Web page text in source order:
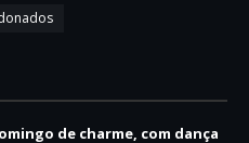
de charme, com dança